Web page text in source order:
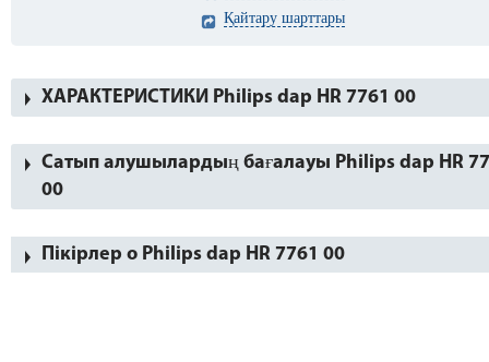
Қайтару шарттары
ХАРАКТЕРИСТИКИ Philips dap HR 7761 00
Сатып алушылардың бағалауы Philips dap HR
00
Пікірлер о Philips dap HR 7761 00